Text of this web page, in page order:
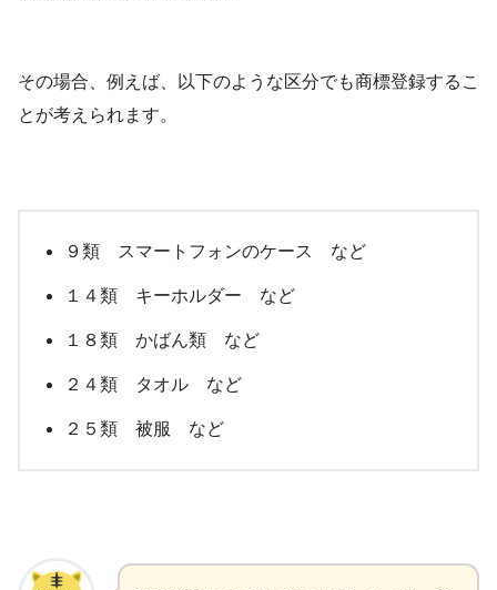
その場合、例えば、以下のような区分でも商標登録するこ
とが考えられます。
９類 スマートフォンのケース など
１４類 キーホルダー など
１８類 かばん類 など
２４類 タオル など
２５類 被服 など